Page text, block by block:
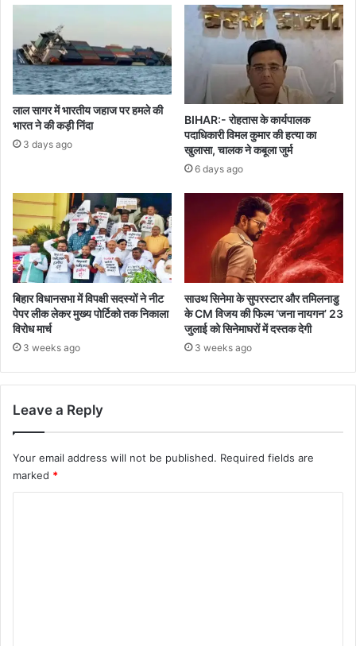
लाल सागर में भारतीय जहाज पर हमले की
भारत ने की कड़ी निंदा
3 days ago
BIHAR:- रोहतास के कार्यपालक
पदाधिकारी विमल कुमार की हत्या का
खुलासा, चालक ने कबूला जुर्म
6 days ago
बिहार विधानसभा में विपक्षी सदस्यों ने नीट
पेपर लीक लेकर मुख्य पोर्टिको तक निकाला
विरोध मार्च
3 weeks ago
साउथ सिनेमा के सुपरस्टार और तमिलनाडु
के CM विजय की फिल्म ‘जना नायगन’ 23
जुलाई को सिनेमाघरों में दस्तक देगी
3 weeks ago
Leave a Reply
Your email address will not be published. Required fields are
marked *